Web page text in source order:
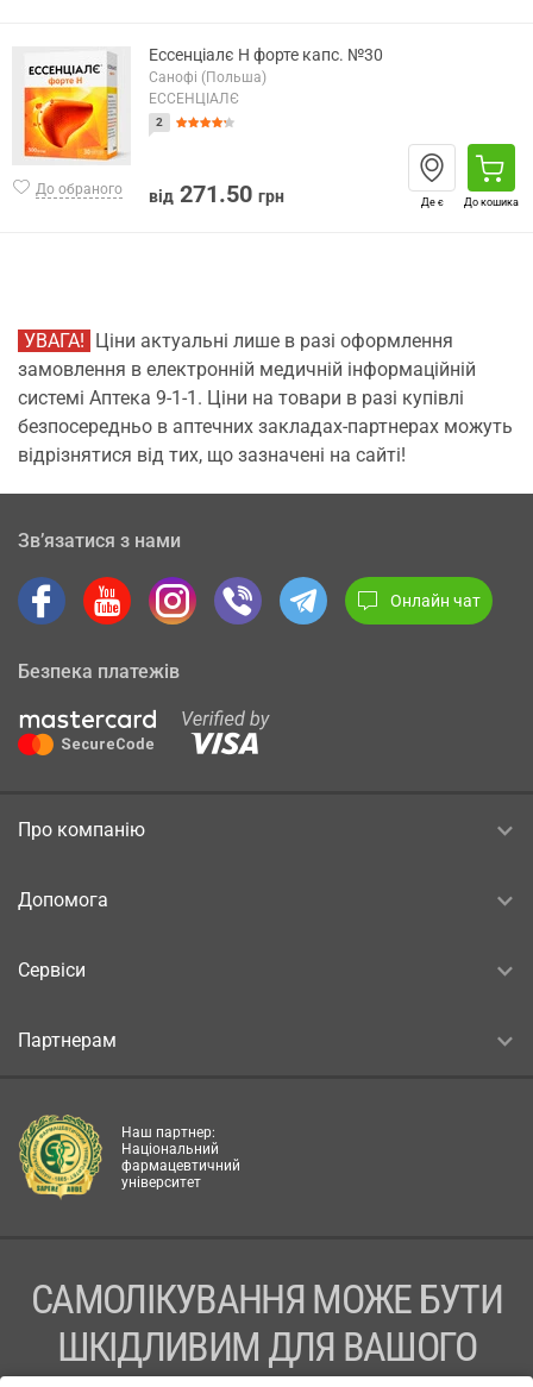
До обраного
Ессенціалє Н форте капс. №30
Санофі (Польша)
ЕССЕНЦІАЛЄ
2
від 271.50 грн Де є До кошика
УВАГА! Ціни актуальні лише в разі оформлення
замовлення в електронній медичній інформаційній
системі Аптека 9-1-1. Ціни на товари в разі купівлі
безпосередньо в аптечних закладах-партнерах можуть
відрізнятися від тих, що зазначені на сайті!
Зв’язатися з нами
Онлайн чат
Безпека платежів
Про компанію
Допомога
Сервіси
Партнерам
Наш партнер:
Національний
фармацевтичний
університет
САМОЛІКУВАННЯ МОЖЕ БУТИ
ШКІДЛИВИМ ДЛЯ ВАШОГО